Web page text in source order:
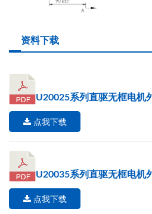
资料下载
U20025系列直驱无框电机
点我下载
U20035系列直驱无框电机
点我下载